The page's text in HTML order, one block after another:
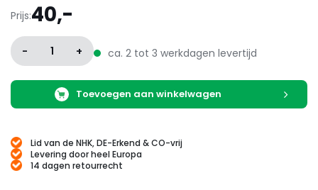
Prijs:40,-
- 1 + ca. 2 tot 3 werkdagen levertijd
Toevoegen aan winkelwagen
Lid van de NHK, DE-Erkend & CO-vrij
Levering door heel Europa
14 dagen retourrecht